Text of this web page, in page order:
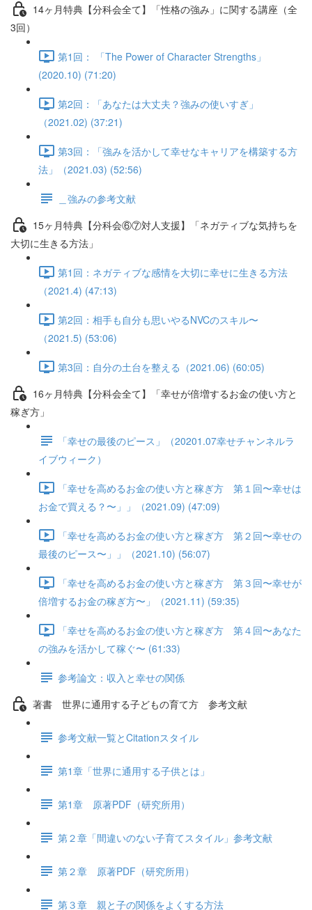
14ヶ月特典【分科会全て】「性格の強み」に関する講座（全
3回）
第1回： 「The Power of Character Strengths」
(2020.10) (71:20)
第2回：「あなたは大丈夫？強みの使いすぎ」
（2021.02) (37:21)
第3回：「強みを活かして幸せなキャリアを構築する方
法」（2021.03) (52:56)
＿強みの参考文献
15ヶ月特典【分科会⑥⑦対人支援】「ネガティブな気持ちを
大切に生きる方法」
第1回：ネガティブな感情を大切に幸せに生きる方法
（2021.4) (47:13)
第2回：相手も自分も思いやるNVCのスキル〜
（2021.5) (53:06)
第3回：自分の土台を整える（2021.06) (60:05)
16ヶ月特典【分科会全て】「幸せが倍増するお金の使い方と
稼ぎ方」
「幸せの最後のピース」（20201.07幸せチャンネルラ
イブウィーク）
「幸せを高めるお金の使い方と稼ぎ方 第１回〜幸せは
お金で買える？〜」」（2021.09) (47:09)
「幸せを高めるお金の使い方と稼ぎ方 第２回〜幸せの
最後のピース〜」」（2021.10) (56:07)
「幸せを高めるお金の使い方と稼ぎ方 第３回〜幸せが
倍増するお金の稼ぎ方〜」（2021.11) (59:35)
「幸せを高めるお金の使い方と稼ぎ方 第４回〜あなた
の強みを活かして稼ぐ〜 (61:33)
参考論文：収入と幸せの関係
著書 世界に通用する子どもの育て方 参考文献
参考文献一覧とCitationスタイル
第1章「世界に通用する子供とは」
第1章 原著PDF（研究所用）
第２章「間違いのない子育てスタイル」参考文献
第２章 原著PDF（研究所用）
第３章 親と子の関係をよくする方法